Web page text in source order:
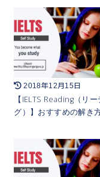
2018年12月15日
【IELTS Reading（リ
グ）】おすすめの解き